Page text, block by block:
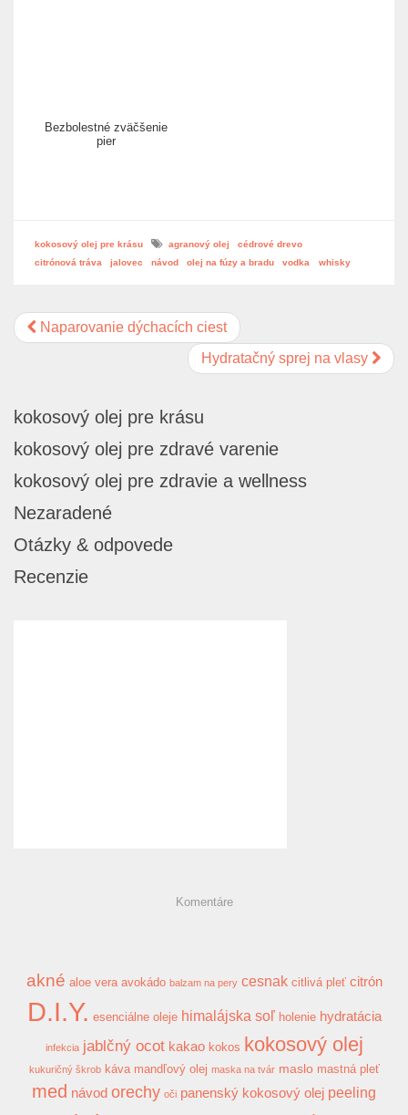
Bezbolestné zväčšenie
pier
kokosový olej pre krásu agranový olej
cédrové drevo
citrónová tráva
jalovec návod olej na fúzy a bradu vodka whisky
Naparovanie dýchacích ciest
Hydratačný sprej na vlasy
kokosový olej pre krásu
kokosový olej pre zdravé varenie
kokosový olej pre zdravie a wellness
Nezaradené
Otázky & odpovede
Recenzie
Komentáre
akné aloe vera avokádo balzam na pery cesnak citlivá pleť citrón
D.I.Y. esenciálne oleje himalájska soľ holenie hydratácia
infekcia jablčný ocot kakao kokos kokosový olej
kukuričný škrob káva mandľový olej maska na tvár maslo mastná pleť
med návod orechy oči panenský kokosový olej peeling